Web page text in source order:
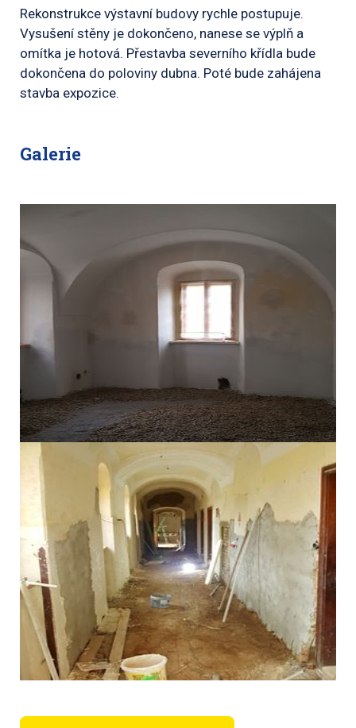
Rekonstrukce výstavní budovy rychle postupuje.
Vysušení stěny je dokončeno, nanese se výplň a
omítka je hotová. Přestavba severního křídla bude
dokončena do poloviny dubna. Poté bude zahájena
stavba expozice.
Galerie